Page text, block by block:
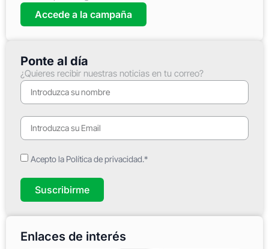
Accede a la campaña
Ponte al día
¿Quieres recibir nuestras noticias en tu correo?
Acepto la Política de privacidad.*
Suscribirme
Enlaces de interés